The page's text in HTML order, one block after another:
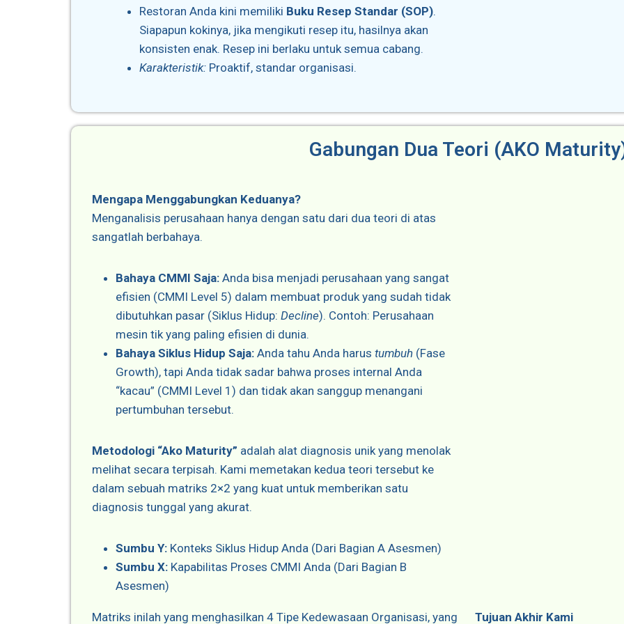
Restoran Anda kini memiliki Buku Resep Standar (SOP).
Siapapun kokinya, jika mengikuti resep itu, hasilnya akan
konsisten enak. Resep ini berlaku untuk semua cabang.
Karakteristik: Proaktif, standar organisasi.
Gabungan Dua Teori (AKO
Mengapa Menggabungkan Keduanya?
Menganalisis perusahaan hanya dengan satu dari dua teori di atas
sangatlah berbahaya.
Bahaya CMMI Saja: Anda bisa menjadi perusahaan yang sangat
efisien (CMMI Level 5) dalam membuat produk yang sudah tidak
dibutuhkan pasar (Siklus Hidup: Decline). Contoh: Perusahaan
mesin tik yang paling efisien di dunia.
Bahaya Siklus Hidup Saja: Anda tahu Anda harus tumbuh (Fase
Growth), tapi Anda tidak sadar bahwa proses internal Anda
“kacau” (CMMI Level 1) dan tidak akan sanggup menangani
pertumbuhan tersebut.
Metodologi “Ako Maturity” adalah alat diagnosis unik yang menolak
melihat secara terpisah. Kami memetakan kedua teori tersebut ke
dalam sebuah matriks 2×2 yang kuat untuk memberikan satu
diagnosis tunggal yang akurat.
Sumbu Y: Konteks Siklus Hidup Anda (Dari Bagian A Asesmen)
Sumbu X: Kapabilitas Proses CMMI Anda (Dari Bagian B
Asesmen)
Matriks inilah yang menghasilkan 4 Tipe Kedewasaan Organisasi, yang Tujuan Akhir Kami